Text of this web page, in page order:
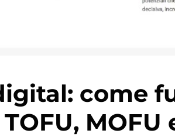
come
MOFU